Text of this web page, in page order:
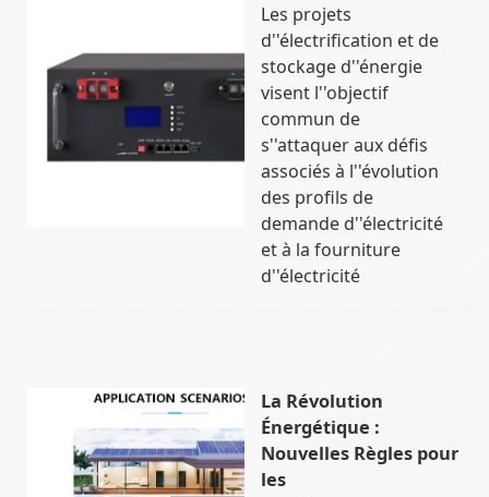
Les projets
d''électrification et de
stockage d''énergie
visent l''objectif
commun de
s''attaquer aux défis
associés à l''évolution
des profils de
demande d''électricité
et à la fourniture
d''électricité
La Révolution
Énergétique :
Nouvelles Règles pour
les